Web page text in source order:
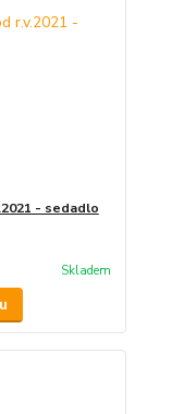
- sedadlo
Skladem